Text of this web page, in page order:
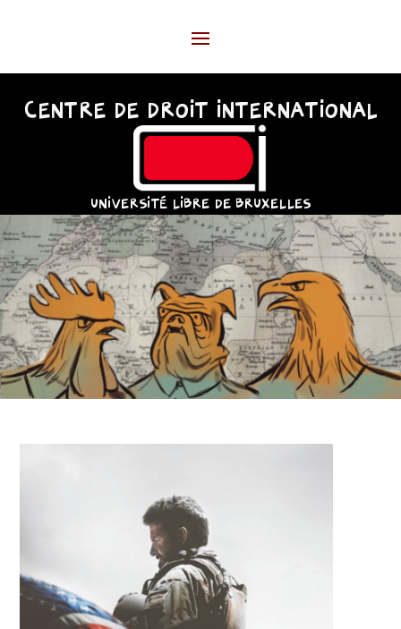
CENTRE DE DROIT INTERNATIONAL
UNIVERSITÉ LIBRE DE BRUXELLES